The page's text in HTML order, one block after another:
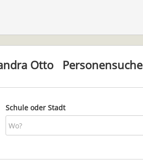
OttoPersonensuche
Schule oder Stadt